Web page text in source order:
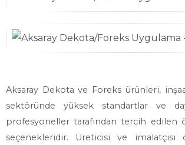
Aksaray Dekota ve Foreks ürünleri,
sektöründe yüksek standartlar ve
profesyoneller tarafından tercih edilen
seçenekleridir. Üreticisi ve